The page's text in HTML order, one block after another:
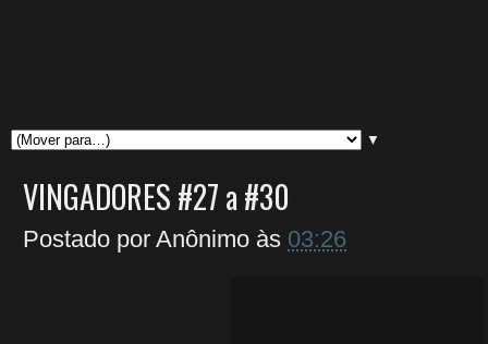
▼
VINGADORES #27 a #30
Postado por Anônimo às 03:26